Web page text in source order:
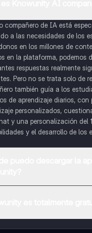
compañero de IA está
a las necesidades de los
en los millones de
en la plataforma, podemos
respuestas realmente
Pero no se trata solo de
también guía a los
de aprendizaje diarios, con
personalizados,
y una personalización del
y el desarrollo de los